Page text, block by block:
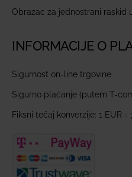
Obrazac za jednostrani raskid
INFORMACIJE O
Sigurnost on-line trgovine
Sigurno plaćanje (putem T-
Fiksni tečaj konverzije: 1 EUR =